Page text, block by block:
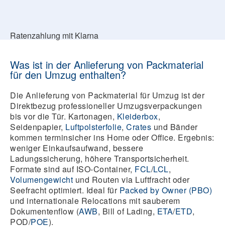
Ratenzahlung mit Klarna
Was ist in der Anlieferung von Packmaterial
für den Umzug enthalten?
Die Anlieferung von Packmaterial für Umzug ist der
Direktbezug professioneller Umzugsverpackungen
bis vor die Tür. Kartonagen, Kleiderbox,
Seidenpapier, Luftpolsterfolie, Crates und Bänder
kommen terminsicher ins Home oder Office. Ergebnis:
weniger Einkaufsaufwand, bessere
Ladungssicherung, höhere Transportsicherheit.
Formate sind auf ISO-Container, FCL/LCL,
Volumengewicht und Routen via Luftfracht oder
Seefracht optimiert. Ideal für Packed by Owner (PBO)
und internationale Relocations mit sauberem
Dokumentenflow (AWB, Bill of Lading, ETA/ETD,
POD/POE).